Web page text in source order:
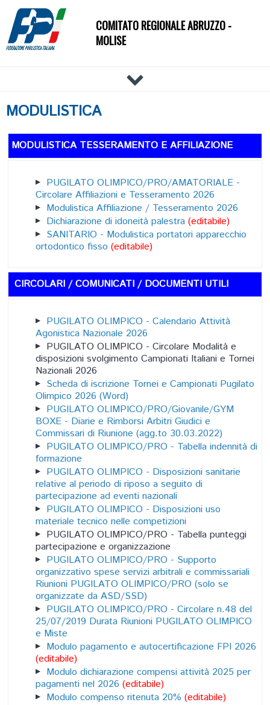
COMITATO REGIONALE ABRUZZO -
MOLISE
DOCUMENTI
NEWS
PALESTRE
TECNICI
ATLETI
EVENTI
AFFILIAZIONE E TESSERAMENTO
CARTE FEDERALI
MODULISTICA
MODULISTICA TESSERAMENTO E AFFILIAZIONE
PUGILATO OLIMPICO/PRO/AMATORIALE -
Circolare Affiliazioni e Tesseramento 2026
Modulistica Affiliazione / Tesseramento 2026
Dichiarazione di idoneità palestra (editabile)
SANITARIO - Modulistica portatori apparecchio
ortodontico fisso (editabile)
CIRCOLARI / COMUNICATI / DOCUMENTI UTILI
PUGILATO OLIMPICO - Calendario Attività
Agonistica Nazionale 2026
PUGILATO OLIMPICO - Circolare Modalità e
disposizioni svolgimento Campionati Italiani e Tornei
Nazionali 2026
Scheda di iscrizione Tornei e Campionati Pugilato
Olimpico 2026 (Word)
PUGILATO OLIMPICO/PRO/Giovanile/GYM
BOXE - Diarie e Rimborsi Arbitri Giudici e
Commissari di Riunione (agg.to 30.03.2022)
PUGILATO OLIMPICO/PRO - Tabella indennità di
formazione
PUGILATO OLIMPICO - Disposizioni sanitarie
relative al periodo di riposo a seguito di
partecipazione ad eventi nazionali
PUGILATO OLIMPICO - Disposizioni uso
materiale tecnico nelle competizioni
PUGILATO OLIMPICO/PRO - Tabella punteggi
partecipazione e organizzazione
PUGILATO OLIMPICO/PRO - Supporto
organizzativo spese servizi arbitrali e commissariali
Riunioni PUGILATO OLIMPICO/PRO (solo se
organizzate da ASD/SSD)
PUGILATO OLIMPICO/PRO - Circolare n.48 del
25/07/2019 Durata Riunioni PUGILATO OLIMPICO
e Miste
Modulo pagamento e autocertificazione FPI 2026
(editabile)
Modulo dichiarazione compensi attività 2025 per
pagamenti nel 2026 (editabile)
Modulo compenso ritenuta 20% (editabile)